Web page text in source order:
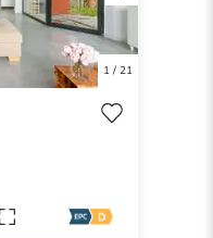
1/ 21